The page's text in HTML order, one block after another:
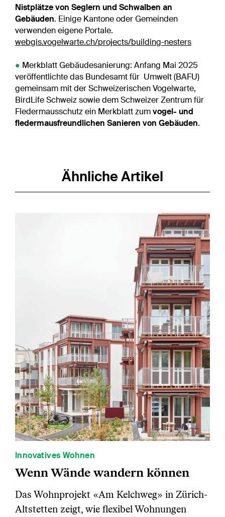
Nistplätze von Seglern und Schwalben an
Gebäuden. Einige Kantone oder Gemeinden
verwenden eigene Portale.
webgis.vogelwarte.ch/projects/building-nesters
● Merkblatt Gebäudesanierung: Anfang Mai 2025
veröffentlichte das Bundesamt für Umwelt (BAFU)
gemeinsam mit der Schweizerischen Vogelwarte,
BirdLife Schweiz sowie dem Schweizer Zentrum für
Fledermausschutz ein Merkblatt zumvogel- und
fledermausfreundlichen Sanieren von Gebäuden.
Ähnliche Artikel
Innovatives Wohnen
Wenn Wände wandern können
Das Wohnprojekt «Am Kelchweg» in Zürich-
Altstetten zeigt, wie flexibel Wohnungen